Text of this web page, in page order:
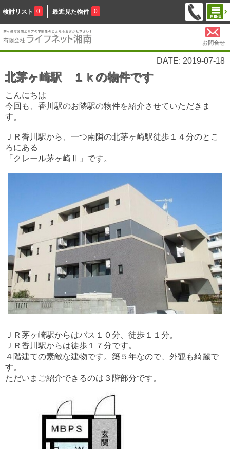
検討リスト 0 最近見た物件 0
お問合せ
DATE: 2019-07-18
北茅ヶ崎駅 １ｋの物件です
こんにちは
今回も、香川駅のお隣駅の物件を紹介させていただきま
す。
ＪＲ香川駅から、一つ南隣の北茅ヶ崎駅徒歩１４分のとこ
ろにある
「クレール茅ヶ崎Ⅱ」です。
ＪＲ茅ヶ崎駅からはバス１０分、徒歩１１分。
ＪＲ香川駅からは徒歩１７分です。
４階建ての素敵な建物です。築５年なので、外観も綺麗で
す。
ただいまご紹介できるのは３階部分です。